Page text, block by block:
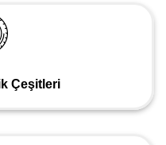
Çeşitleri